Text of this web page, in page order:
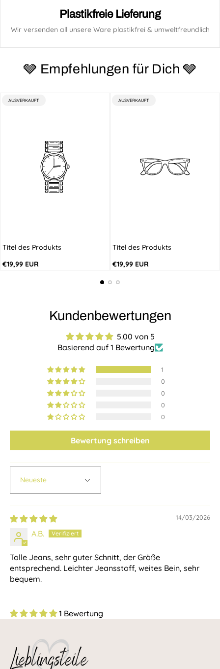
Plastikfreie Lieferung
Wir versenden all unsere Ware plastikfrei & umweltfreundlich
🩶 Empfehlungen für Dich 🩶
PRODUKTBEZEICHNUNG:
AUSVERKAUFT
Titel des Produkts
Regulärer
€19,99 EUR
PRODUKTBEZEICHNUNG:
AUSVERKAUFT
Titel des Produkts
Regulärer
€19,99 EUR
Kundenbewertungen
5.00 von 5
Basierend auf 1 Bewertung
1
0
0
0
0
Bewertung schreiben
14/03/2026
A.B.
Tolle Jeans, sehr guter Schnitt, der Größe
entsprechend. Leichter Jeansstoff, weites Bein, sehr
bequem.
1 Bewertung